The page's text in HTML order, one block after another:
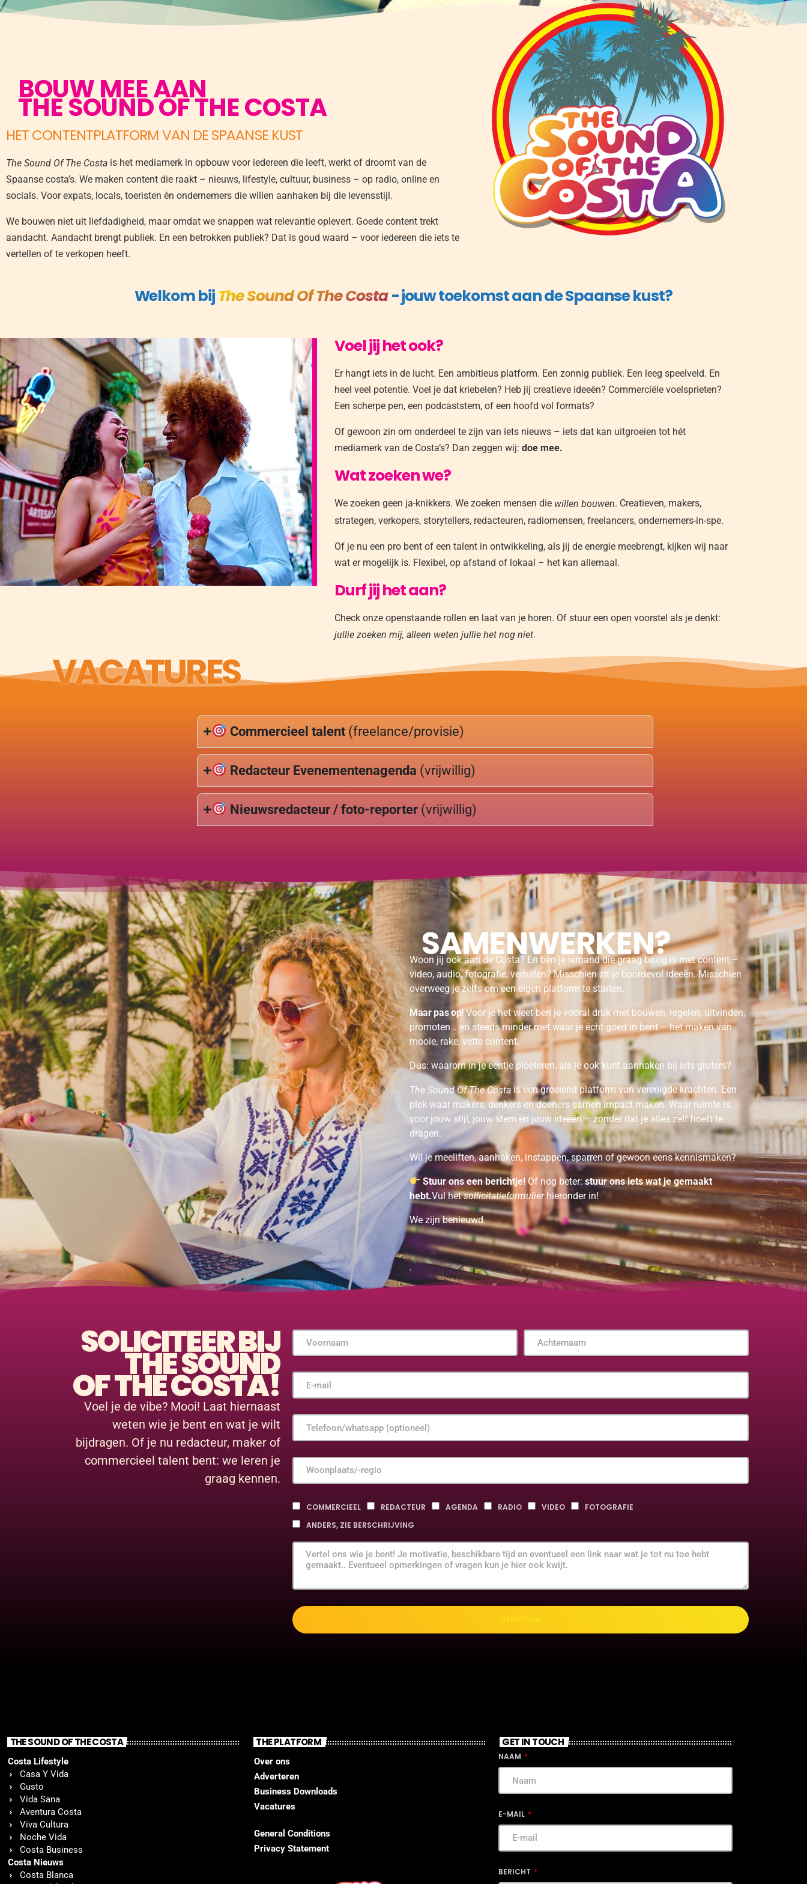
BOUW MEE AAN
THE SOUND OF THE COSTA
HET CONTENTPLATFORM VAN DE SPAANSE KUST
The Sound Of The Costa is het mediamerk in opbouw voor iedereen die leeft, werkt of droomt van de
Spaanse costa’s. We maken content die raakt – nieuws, lifestyle, cultuur, business – op radio, online en
socials. Voor expats, locals, toeristen én ondernemers die willen aanhaken bij die levensstijl.
We bouwen niet uit liefdadigheid, maar omdat we snappen wat relevantie oplevert. Goede content trekt
aandacht. Aandacht brengt publiek. En een betrokken publiek? Dat is goud waard – voor iedereen die iets te
vertellen of te verkopen heeft.
Welkom bij The Sound Of The Costa- jouw toekomst aan de Spaanse kust?
Voel jij het ook?
Er hangt iets in de lucht. Een ambitieus platform. Een zonnig publiek. Een leeg speelveld. En
heel veel potentie.Voel je dat kriebelen? Heb jij creatieve ideeën? Commerciële voelsprieten?
Een scherpe pen, een podcaststem, of een hoofd vol formats?
Of gewoon zin om onderdeel te zijn van iets nieuws – iets dat kan uitgroeien tot hét
mediamerk van de Costa’s? Dan zeggen wij:doe mee.
Wat zoeken we?
We zoeken geen ja-knikkers. We zoeken mensen die willen bouwen. Creatieven, makers,
strategen, verkopers, storytellers, redacteuren, radiomensen, freelancers, ondernemers-in-spe.
Of je nu een pro bent of een talent in ontwikkeling, als jij de energie meebrengt, kijken wij naar
wat er mogelijk is. Flexibel, op afstand of lokaal – het kan allemaal.
Durf jij het aan?
Check onze openstaande rollen en laat van je horen. Of stuur een open voorstel als je denkt:
jullie zoeken mij, alleen weten jullie het nog niet.
VACATURES
Commercieel talent(freelance/provisie)
Redacteur Evenementenagenda (vrijwillig)
Nieuwsredacteur / foto-reporter(vrijwillig)
SAMENWERKEN?
Woon jij ook aan de Costa? En ben je iemand die graag bezig is met content –
video, audio, fotografie, verhalen? Misschien zit je boordevol ideeën. Misschien
overweeg je zelfs om een eigen platform te starten.
Maar pas op! Voor je het weet ben je vooral druk met bouwen, regelen, uitvinden,
promoten… en steeds minder met waar je écht goed in bent – het maken van
mooie, rake, vette content.
Dus: waarom in je eentje ploeteren, als je ook kunt aanhaken bij iets groters?
The Sound Of The Costa is een groeiend platform van verenigde krachten. Een
plek waar makers, denkers en doeners samen impact maken. Waar ruimte is
voor jouw stijl, jouw stem en jouw ideeën – zonder dat je alles zelf hoeft te
dragen.
Wil je meeliften, aanhaken, instappen, sparren of gewoon eens kennismaken?
Stuur ons een berichtje!Of nog beter:stuur ons iets wat je gemaakt
hebt.Vul hetsollicitatieformulierhieronder in!
We zijn benieuwd.
SOLICITEER BIJ
THE SOUND
OF THE COSTA!
Voel je de vibe? Mooi! Laat hiernaast
weten wie je bent en wat je wilt
bijdragen. Of je nu redacteur, maker of
commercieel talent bent: we leren je
graag kennen.
COMMERCIEEL REDACTEUR AGENDA RADIO VIDEO
FOTOGRAFIE
ANDERS, ZIE BERSCHRIJVING
VERSTUUR
THE SOUND OF THE COSTA
Costa Lifestyle
Casa Y Vida
Gusto
Vida Sana
Aventura Costa
Viva Cultura
Noche Vida
Costa Business
Costa Nieuws
Costa Blanca
THE PLATFORM
Over ons
Adverteren
Business Downloads
Vacatures
General Conditions
Privacy Statement
GET IN TOUCH
NAAM
E-MAIL
BERICHT